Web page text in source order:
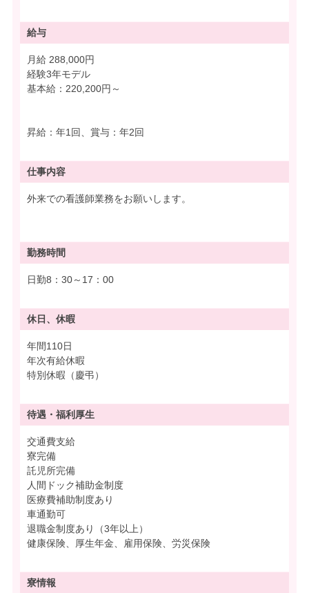
給与
月給 288,000円
経験3年モデル
基本給：220,200円～
昇給：年1回、賞与：年2回
仕事内容
外来での看護師業務をお願いします。
勤務時間
日勤8：30～17：00
休日、休暇
年間110日
年次有給休暇
特別休暇（慶弔）
待遇・ 福利厚生
交通費支給
寮完備
託児所完備
人間ドック補助金制度
医療費補助制度あり
車通勤可
退職金制度あり（3年以上）
健康保険、厚生年金、雇用保険、労災保険
寮情報